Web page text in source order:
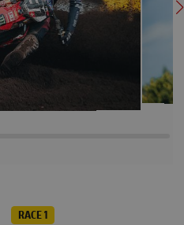
RACE 1